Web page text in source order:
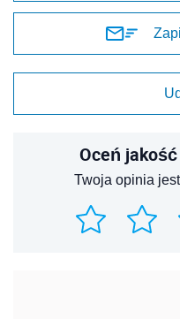
Oceń
Twoja opinia